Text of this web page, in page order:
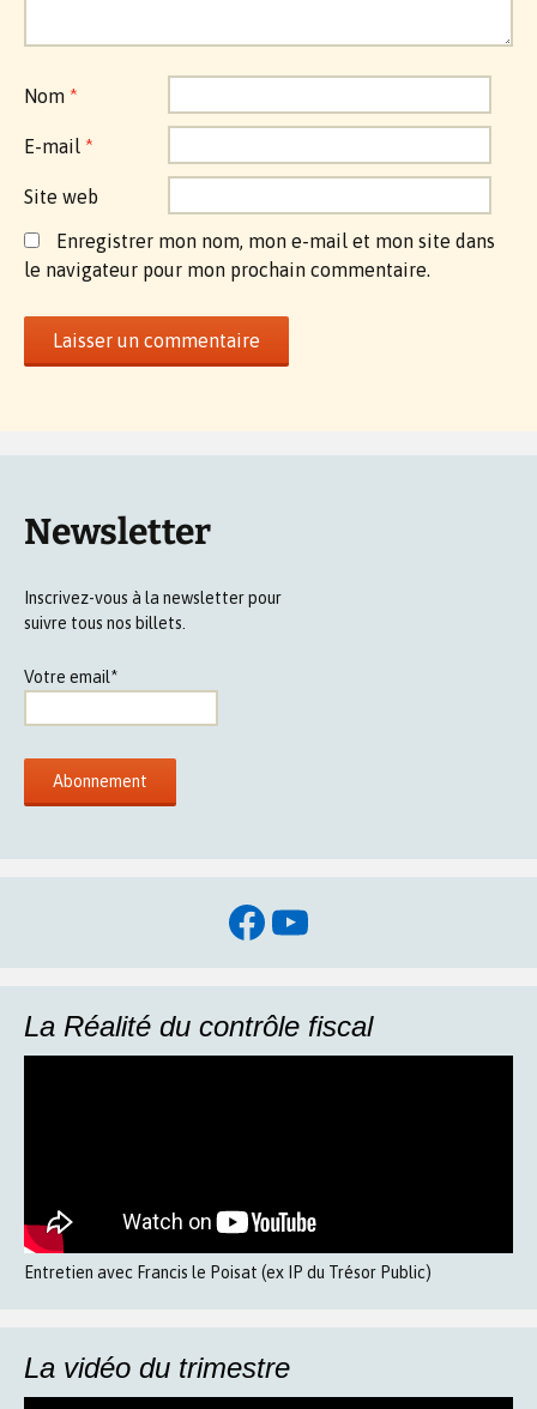
Nom *
E-mail *
Site web
Enregistrer mon nom, mon e-mail et mon site dans
le navigateur pour mon prochain commentaire.
Newsletter
Inscrivez-vous à la newsletter pour
suivre tous nos billets.
Votre email*
Facebook
YouTube
La Réalité du contrôle fiscal
Entretien avec Francis le Poisat (ex IP du Trésor Public)
La vidéo du trimestre